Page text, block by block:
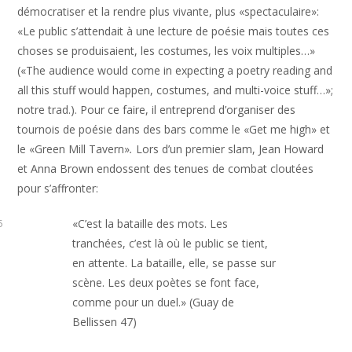
démocratiser et la rendre plus vivante, plus «spectaculaire»:
«Le public s’attendait à une lecture de poésie mais toutes ces
choses se produisaient, les costumes, les voix multiples…»
(«The audience would come in expecting a poetry reading and
all this stuff would happen, costumes, and multi-voice stuff…»;
notre trad.). Pour ce faire, il entreprend d’organiser des
tournois de poésie dans des bars comme le «Get me high» et
le «Green Mill Tavern». Lors d’un premier slam, Jean Howard
et Anna Brown endossent des tenues de combat cloutées
pour s’affronter:
«C’est la bataille des mots. Les
tranchées, c’est là où le public se tient,
en attente. La bataille, elle, se passe sur
scène. Les deux poètes se font face,
comme pour un duel.» (Guay de
Bellissen 47)